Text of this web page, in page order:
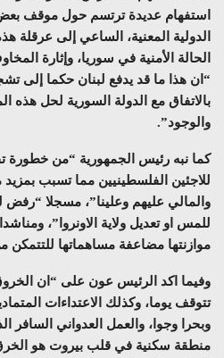
استفهام عديدة ترتسم حول موقف
الدولية المعنية، الساعي إلى عرقلة
الحالة الأمنية في سوريا، وإثارة
“ان هذا ما قد يدفع لبنان حكما إلى
بالاتفاق مع الدولة السورية لحل هذه
والوجود”.
كما نبه رئيس الجمهورية “من خطورة
للاجئين الفلسطينيين مما تسبب
والمالي عليهم وعلينا”، مسجلا “رفض
للمس او تعديل ولاية الاونروا”،
موازنتها مضاعفة مساهماتها للتتمكن
تتوقف يوما، وكذلك الاعتداءات
وبحرا وجوا، والعمل العدواني
منطقة سكنية في قلب بيروت هو الخرق